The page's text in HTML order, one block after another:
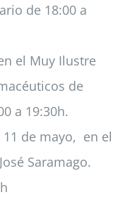
de 18:00 a
el Muy Ilustre
de
a 19:30h.
de mayo, en el
Saramago.